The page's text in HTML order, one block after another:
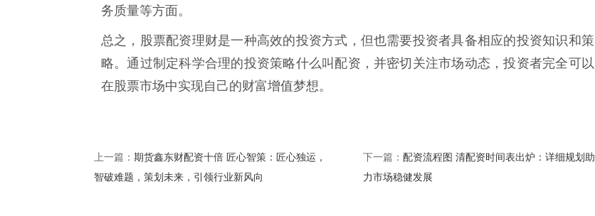
务质量等方面。
总之，股票配资理财是一种高效的投资方式，但也需要投资者具备相应的投资知识和策
略。通过制定科学合理的投资策略什么叫配资，并密切关注市场动态，投资者完全可以
在股票市场中实现自己的财富增值梦想。
上一篇： 期货鑫东财配资十倍 匠心智策：匠心独运，
智破难题，策划未来，引领行业新风向
下一篇： 配资流程图 清配资时间表出炉：详细规划助
力市场稳健发展